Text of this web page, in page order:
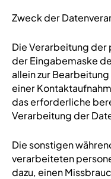
Zweck der
Die Verarbeitung der
der Eingabemaske
allein zur
einer
das erforderliche
Verarbeitung der
Die sonstigen
verarbeiteten
dazu, einen